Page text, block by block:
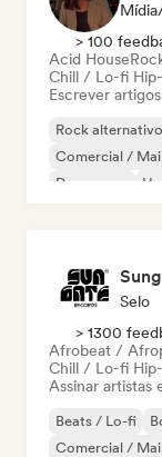
> 100
Acid House
Chill / Lo-fi
Escrever artigos
Rock alternativo
Comercial /
Dream pop
Selo
> 1300
Afrobeat /
Chill / Lo-fi
Assinar artistas
Beats / Lo-fi
Comercial /